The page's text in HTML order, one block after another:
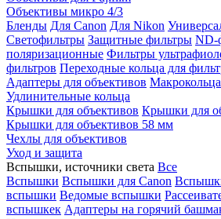
Объективы микро 4/3
Бленды Для Canon Для Nikon
Светофильтры Защитные фильтры ND-
поляризационные Фильтры
фильтров Переходные кольца для
Адаптеры для объективов Макрокольца
Удлинительные кольца
Крышки для объективов Крышки для
Крышки для объективов 58 мм
Чехлы для объективов
Уход и защита
Вспышки, источники света Все
Вспышки Вспышки для Canon
вспышки Ведомые вспышки
вспышкек Адаптеры на горячий